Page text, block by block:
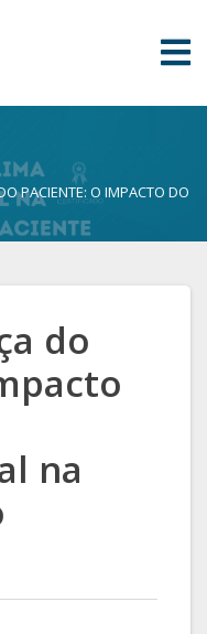
PACIENTE: O IMPACTO DO
do
na